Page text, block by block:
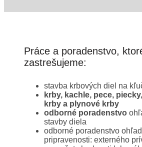
Práce a poradenstvo,
zastrešujeme:
stavba krbových diel na
krby, kachle, pece,
krby a plynové krby
odborné poradenstvo
stavby diela
odborné poradenstvo
pripravenosti: externého